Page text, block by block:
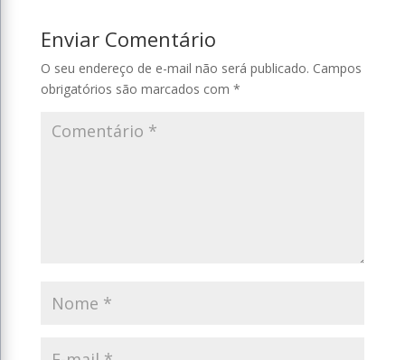
Enviar Comentário
O seu endereço de e-mail não será publicado. Campos
obrigatórios são marcados com *